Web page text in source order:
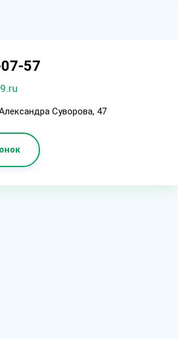
57
Суворова, 47